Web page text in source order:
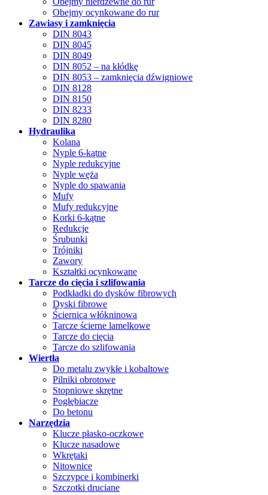
Obejmy ocynkowane do rur
Zawiasy i zamknięcia
DIN 8043
DIN 8045
DIN 8049
DIN 8052 – na kłódkę
DIN 8053 – zamknięcia dźwigniowe
DIN 8128
DIN 8150
DIN 8233
DIN 8280
Hydraulika
Kolana
Nyple 6-kątne
Nyple redukcyjne
Nyple węża
Nyple do spawania
Mufy
Mufy redukcyjne
Korki 6-kątne
Redukcje
Śrubunki
Trójniki
Zawory
Kształtki ocynkowane
Tarcze do cięcia i szlifowania
Podkładki do dysków fibrowych
Dyski fibrowe
Ściernica włókninowa
Tarcze ścierne lamelkowe
Tarcze do cięcia
Tarcze do szlifowania
Wiertła
Do metalu zwykłe i kobaltowe
Pilniki obrotowe
Stopniowe skrętne
Pogłębiacze
Do betonu
Narzędzia
Klucze płasko-oczkowe
Klucze nasadowe
Wkrętaki
Nitownice
Szczypce i kombinerki
Szczotki druciane